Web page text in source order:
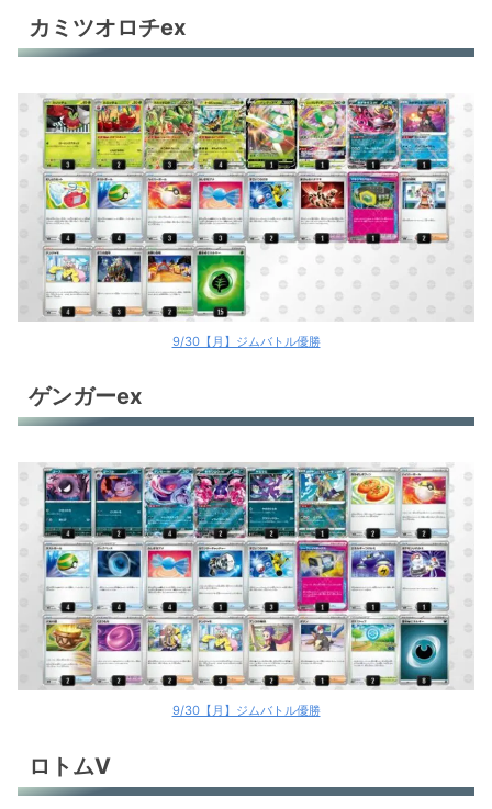
オリジンディアルガV
サーフゴーex
古代バレット
古代バレット
トドロクツキex
ミライドンex
テツノイバラex
ポケカ環境デッキレシピ
カミツオロチex
9/30【月】ジムバトル優勝
ゲンガーex
9/30【月】ジムバトル優勝
ロトムV